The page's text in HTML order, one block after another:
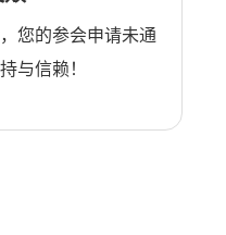
您的参会申请未通
与信赖！